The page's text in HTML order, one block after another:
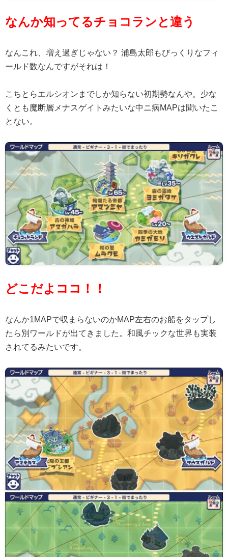
なんか知ってるチョコランと違う
なんこれ、増え過ぎじゃない？ 浦島太郎もびっくりなフィ
ールド数なんですがそれは！
こちとらエルシオンまでしか知らない初期勢なんや。少な
くとも魔断層メナスゲイトみたいな中ニ病MAPは聞いたこ
とない。
どこだよココ！！
なんか1MAPで収まらないのかMAP左右のお船をタップし
たら別ワールドが出てきました。和風チックな世界も実装
されてるみたいです。